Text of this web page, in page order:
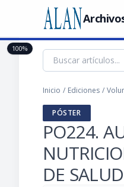
Inicio / Ediciones /
PÓSTER
PO224.
DE
100%